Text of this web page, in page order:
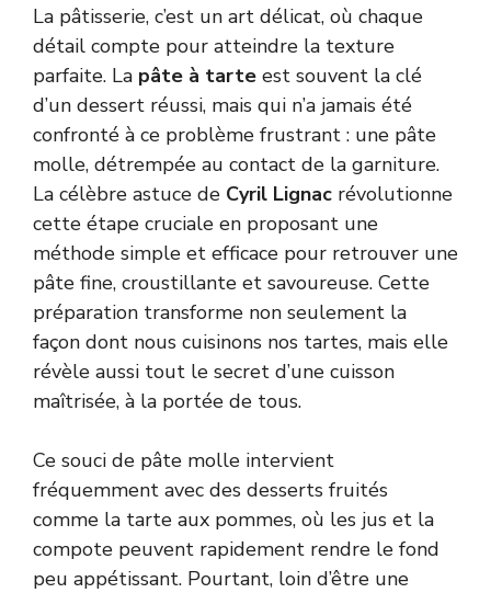
La pâtisserie, c’est un art délicat, où chaque
détail compte pour atteindre la texture
parfaite. La pâte à tarte est souvent la clé
d’un dessert réussi, mais qui n’a jamais été
confronté à ce problème frustrant : une pâte
molle, détrempée au contact de la garniture.
La célèbre astuce de Cyril Lignac révolutionne
cette étape cruciale en proposant une
méthode simple et efficace pour retrouver une
pâte fine, croustillante et savoureuse. Cette
préparation transforme non seulement la
façon dont nous cuisinons nos tartes, mais elle
révèle aussi tout le secret d’une cuisson
maîtrisée, à la portée de tous.
Ce souci de pâte molle intervient
fréquemment avec des desserts fruités
comme la tarte aux pommes, où les jus et la
compote peuvent rapidement rendre le fond
peu appétissant. Pourtant, loin d’être une